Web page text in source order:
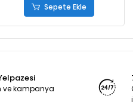
Sepete Ekle
ve kampanya